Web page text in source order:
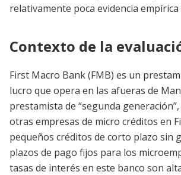
relativamente poca evidencia empírica
Contexto de la
First Macro Bank (FMB) es un
lucro que opera en las afueras de
prestamista de “segunda
otras empresas de micro créditos en
pequeños créditos de corto plazo sin
plazos de pago fijos para los
tasas de interés en este banco son